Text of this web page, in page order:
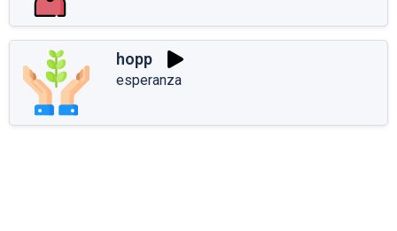
hopp
esperanza